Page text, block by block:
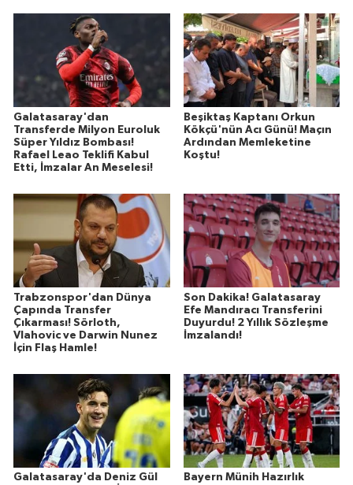
Galatasaray'dan
Transferde Milyon Euroluk
Süper Yıldız Bombası!
Rafael Leao Teklifi Kabul
Etti, İmzalar An Meselesi!
Beşiktaş Kaptanı Orkun
Kökçü'nün Acı Günü! Maçın
Ardından Memleketine
Koştu!
Trabzonspor'dan Dünya
Çapında Transfer
Çıkarması! Sörloth,
Vlahovic ve Darwin Nunez
İçin Flaş Hamle!
Son Dakika! Galatasaray
Efe Mandıracı Transferini
Duyurdu! 2 Yıllık Sözleşme
İmzalandı!
Galatasaray'da Deniz Gül
Bayern Münih Hazırlık